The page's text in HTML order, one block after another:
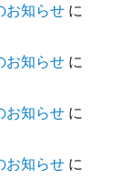
お知らせ に
お知らせ に
お知らせ に
お知らせ に